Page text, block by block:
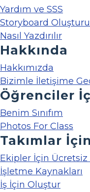
Yardım ve SSS
Storyboard
Nasıl Yazdırılır
Hakkında
Hakkımızda
Bizimle İletişime
Öğrenciler
Benim Sınıfım
Photos For Class
Takımlar İçin
Ekipler İçin
İşletme Kaynakları
İş İçin Oluştur